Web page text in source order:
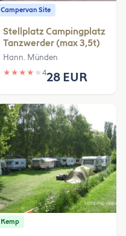
Campervan Site
Stellplatz Campingplatz
Tanzwerder (max 3,5t)
Hann. Münden
★ ★ ★ ★ ★ 428 EUR
Kemp